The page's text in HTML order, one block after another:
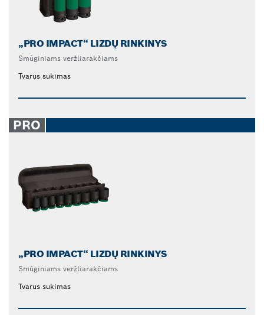
„PRO IMPACT“ LIZDŲ RINKINYS
Smūginiams veržliarakčiams
Tvarus sukimas
PRO
„PRO IMPACT“ LIZDŲ RINKINYS
Smūginiams veržliarakčiams
Tvarus sukimas